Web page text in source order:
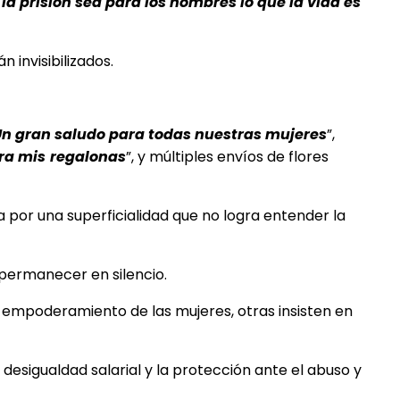
invisibilizados.
gran saludo para todas nuestras mujeres”,
mis regalonas”, y múltiples envíos de flores
una superficialidad que no logra entender la
en silencio.
de las mujeres, otras insisten en
salarial y la protección ante el abuso y